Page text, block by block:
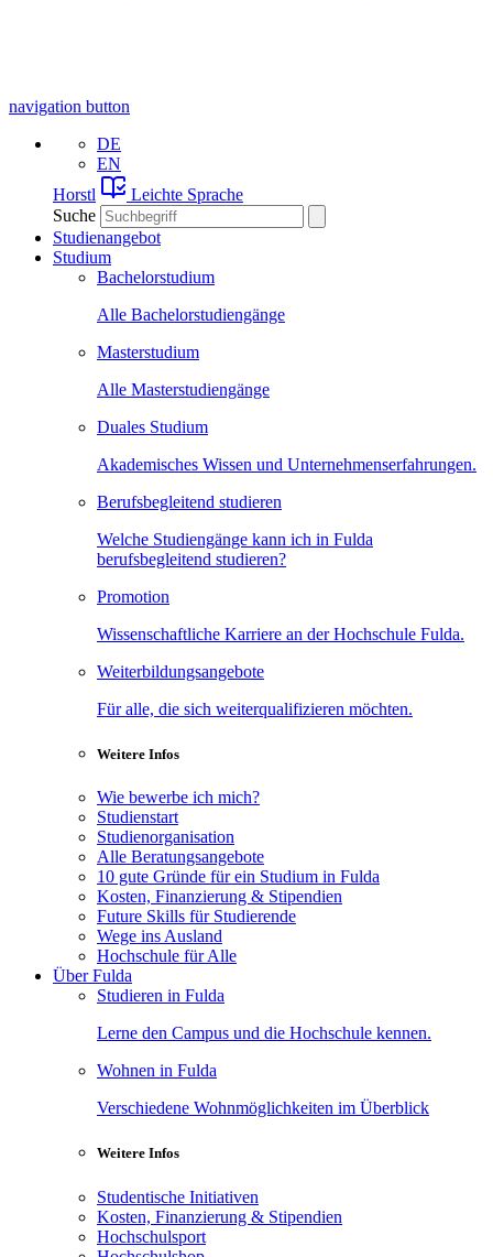
navigation button
DE
EN
Horstl
Leichte Sprache
Suche
Studienangebot
Studium
Bachelorstudium
Alle Bachelorstudiengänge
Masterstudium
Alle Masterstudiengänge
Duales Studium
Akademisches Wissen und Unternehmenserfahrungen.
Berufsbegleitend studieren
Welche Studiengänge kann ich in Fulda
berufsbegleitend studieren?
Promotion
Wissenschaftliche Karriere an der Hochschule Fulda.
Weiterbildungsangebote
Für alle, die sich weiterqualifizieren möchten.
Weitere Infos
Wie bewerbe ich mich?
Studienstart
Studienorganisation
Alle Beratungsangebote
10 gute Gründe für ein Studium in Fulda
Kosten, Finanzierung & Stipendien
Future Skills für Studierende
Wege ins Ausland
Hochschule für Alle
Über Fulda
Studieren in Fulda
Lerne den Campus und die Hochschule kennen.
Wohnen in Fulda
Verschiedene Wohnmöglichkeiten im Überblick
Weitere Infos
Studentische Initiativen
Kosten, Finanzierung & Stipendien
Hochschulsport